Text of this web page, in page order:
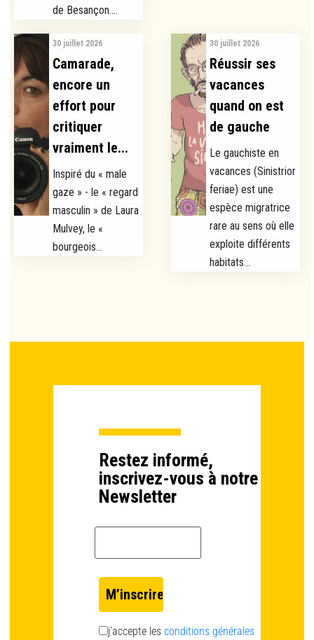
de Besançon....
30 juillet 2026
Camarade,
encore un
effort pour
critiquer
vraiment le...
Inspiré du « male
gaze » - le « regard
masculin » de Laura
Mulvey, le «
bourgeois...
30 juillet 2026
Réussir ses
vacances
quand on est
de gauche
Le gauchiste en
vacances (Sinistrior
feriae) est une
espèce migratrice
rare au sens où elle
exploite différents
habitats...
Restez informé,
inscrivez-vous à notre
Newsletter
j’accepte les conditions générales